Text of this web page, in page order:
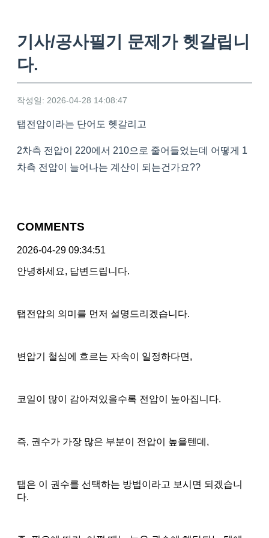
기사/공사필기 문제가 헷갈립니
다.
작성일: 2026-04-28 14:08:47
탭전압이라는 단어도 헷갈리고
2차측 전압이 220에서 210으로 줄어들었는데 어떻게 1
차측 전압이 늘어나는 계산이 되는건가요??
COMMENTS
2026-04-29 09:34:51
안녕하세요, 답변드립니다.
탭전압의 의미를 먼저 설명드리겠습니다.
변압기 철심에 흐르는 자속이 일정하다면,
코일이 많이 감아져있을수록 전압이 높아집니다.
즉, 권수가 가장 많은 부분이 전압이 높을텐데,
탭은 이 권수를 선택하는 방법이라고 보시면 되겠습니
다.